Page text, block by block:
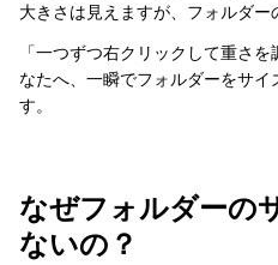
大きさは見えますが、フォルダー
「一つずつ右クリックして重さ
なたへ、一瞬でフォルダーをサ
す。
なぜフォルダーの
ないの？